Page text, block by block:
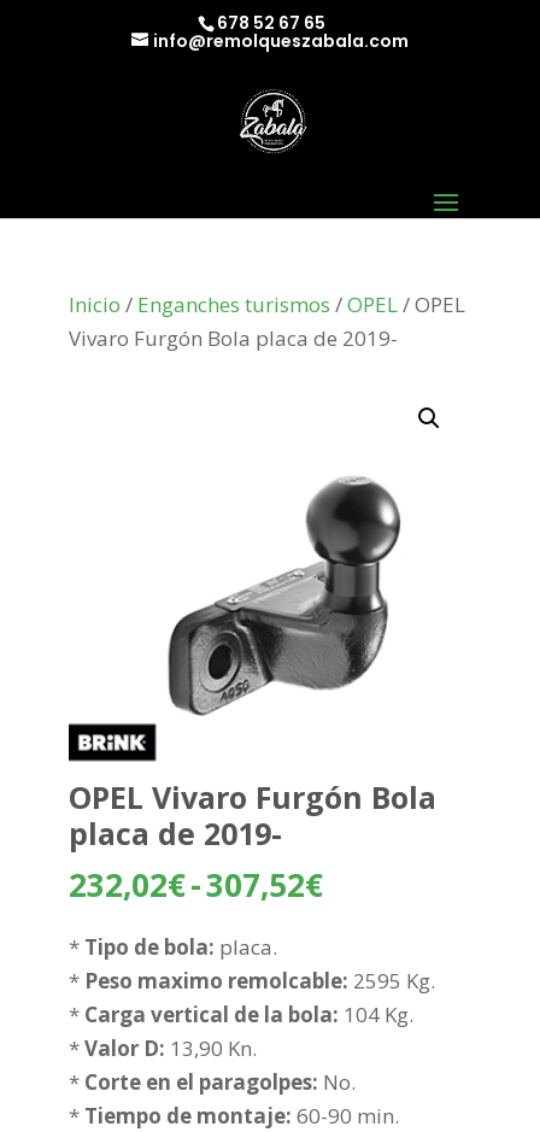
678 52 67 65
info@remolqueszabala.com
Inicio / Enganches turismos /OPEL/ OPEL
Vivaro Furgón Bola placa de 2019-
OPEL Vivaro Furgón Bola
placa de 2019-
232,02€-307,52€Rango
desde
232,02€
307,52€
* Tipo de bola: placa.
* Peso maximo remolcable: 2595 Kg.
* Carga vertical de la bola: 104 Kg.
*Valor D: 13,90 Kn.
* Corte en el paragolpes: No.
* Tiempo de montaje: 60-90 min.